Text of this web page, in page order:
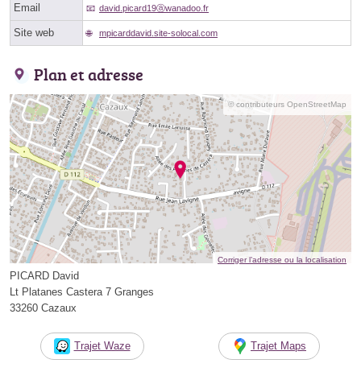
Email david.picard19ⓐwanadoo.fr
Site web mpicarddavid.site-solocal.com
Plan et adresse
© contributeurs OpenStreetMap
Corriger l’adresse ou la localisation
PICARD David
Lt Platanes Castera 7 Granges
33260 Cazaux
Trajet Waze Trajet Maps